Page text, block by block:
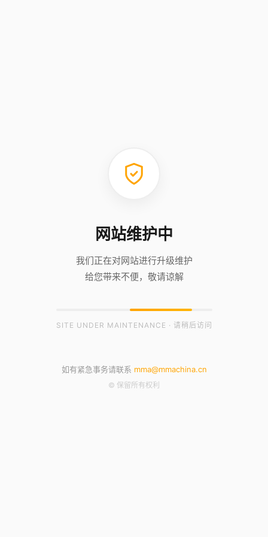
网站维护中
我们正在对网站进行升级维护
给您带来不便，敬请谅解
SITE UNDER MAINTENANCE · 请稍后访问
如有紧急事务请联系 mma@mmachina.cn
© 保留所有权利